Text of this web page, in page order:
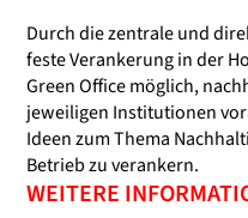
Durch die zentrale und
feste Verankerung in der
Green Office möglich,
jeweiligen Institutionen
Ideen zum Thema
Betrieb zu verankern.
WEITERE